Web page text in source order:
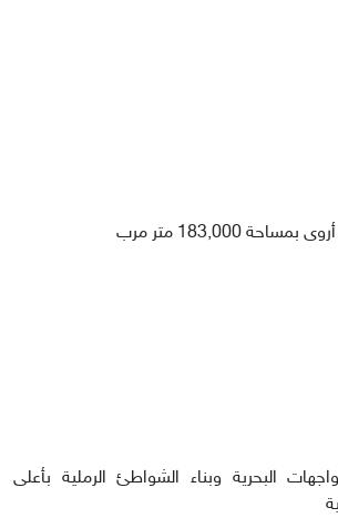
183,000 متر مرب
البحرية وبناء الشواطئ الرملية بأعلى